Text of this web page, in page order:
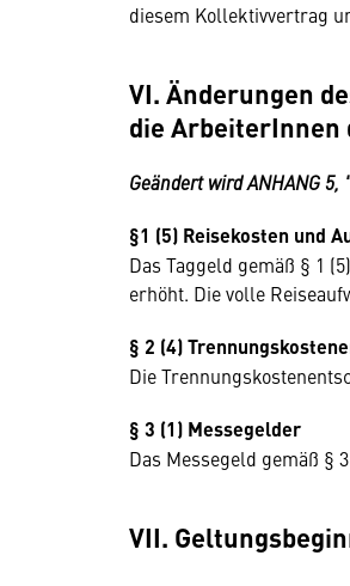
diesem Kollektivvertrag
VI. Änderungen
die
Geändert wird ANHANG 5,
§1 (5) Reisekosten und
Das Taggeld gemäß § 1
erhöht. Die volle
§ 2 (4)
Die
§ 3 (1) Messegelder
Das Messegeld gemäß §
VII.